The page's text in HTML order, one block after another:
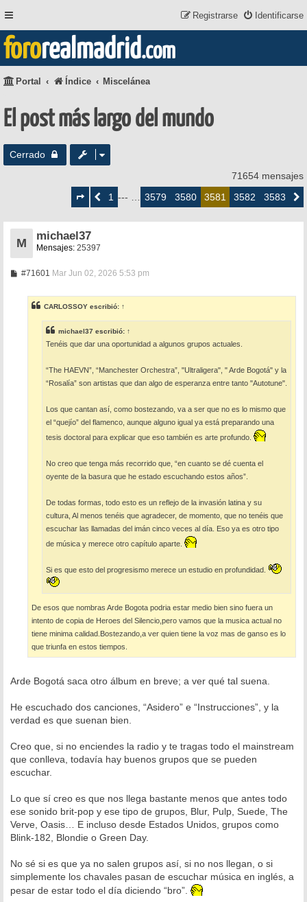
Identificarse
Registrarse
fororealmadrid.com
Portal Índice Miscelánea
El post más largo del mundo
Cerrado
71654 mensajes
deAnterior1 --- … 3579 3580 3581 3582 3583
M
michael37
Mensajes: 25397
#71601 M
a
j
e
Mar Jun 02, 2026 5:53 pm
CARLOSSOY escribió: ↑
michael37 escribió: ↑
Tenéis que dar una oportunidad a algunos grupos actuales.
“The HAEVN”, “Manchester Orchestra”, "Ultraligera", " Arde Bogotá" y la
“Rosalía” son artistas que dan algo de esperanza entre tanto "Autotune".
Los que cantan así, como bostezando, va a ser que no es lo mismo que
el “quejío” del flamenco, aunque alguno igual ya está preparando una
tesis doctoral para explicar que eso también es arte profundo.
No creo que tenga más recorrido que, “en cuanto se dé cuenta el
oyente de la basura que he estado escuchando estos años”.
De todas formas, todo esto es un reflejo de la invasión latina y su
cultura, Al menos tenéis que agradecer, de momento, que no tenéis que
escuchar las llamadas del imán cinco veces al día. Eso ya es otro tipo
de música y merece otro capítulo aparte.
Si es que esto del progresismo merece un estudio en profundidad.
De esos que nombras Arde Bogota podria estar medio bien sino fuera un
intento de copia de Heroes del Silencio,pero vamos que la musica actual no
tiene minima calidad.Bostezando,a ver quien tiene la voz mas de ganso es lo
que triunfa en estos tiempos.
Arde Bogotá saca otro álbum en breve; a ver qué tal suena.
He escuchado dos canciones, “Asidero” e “Instrucciones”, y la
verdad es que suenan bien.
Creo que, si no enciendes la radio y te tragas todo el mainstream
que conlleva, todavía hay buenos grupos que se pueden
escuchar.
Lo que sí creo es que nos llega bastante menos que antes todo
ese sonido brit-pop y ese tipo de grupos, Blur, Pulp, Suede, The
Verve, Oasis… E incluso desde Estados Unidos, grupos como
Blink-182, Blondie o Green Day.
No sé si es que ya no salen grupos así, si no nos llegan, o si
simplemente los chavales pasan de escuchar música en inglés, a
pesar de estar todo el día diciendo “bro”.